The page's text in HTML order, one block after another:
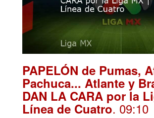
PAPELÓN de Pumas,
Pachuca... Atlante y
DAN LA CARA por la
Línea de Cuatro. 09:10